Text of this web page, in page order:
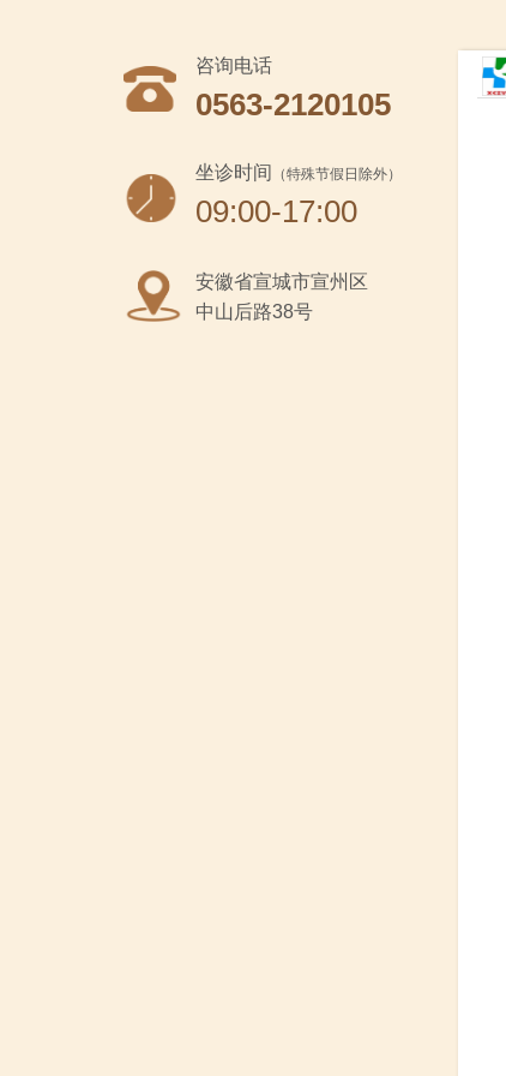
咨询电话
0563-2120105
坐诊时间 （特殊节假日除外）
09:00-17:00
安徽省宣城市宣州区
中山后路38号